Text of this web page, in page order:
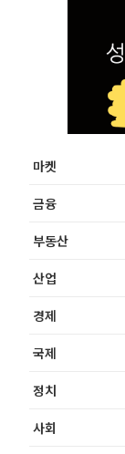
마켓
금융
부동산
산업
경제
국제
정치
사회